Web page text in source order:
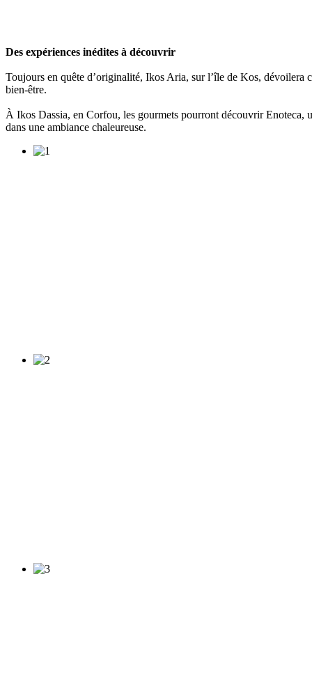
Des expériences inédites à découvrir
Toujours en quête d’originalité, Ikos Aria, sur l’île de Kos, dévoilera
bien-être.
À Ikos Dassia, en Corfou, les gourmets pourront découvrir Enoteca,
dans une ambiance chaleureuse.